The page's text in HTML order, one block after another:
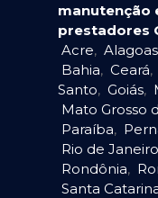
manutenção
prestadores
Acre, Alagoas
Bahia, Ceará,
Santo, Goiás,
Mato Grosso
Paraíba,
Rio de Janeiro
Rondônia,
Santa